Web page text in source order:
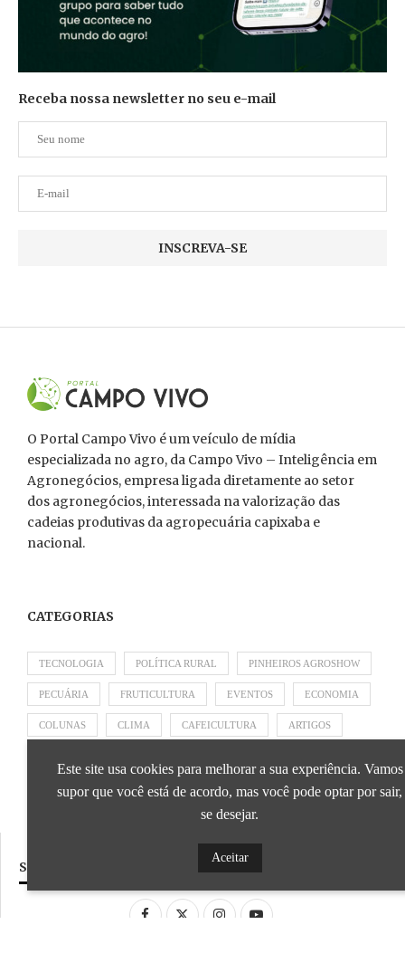
Receba nossa newsletter no seu e-mail
O Portal Campo Vivo é um veículo de mídia
especializada no agro, da Campo Vivo – Inteligência em
Agronegócios, empresa ligada diretamente ao setor
dos agronegócios, interessada na valorização das
cadeias produtivas da agropecuária capixaba e
nacional.
CATEGORIAS
TECNOLOGIA POLÍTICA RURAL PINHEIROS AGROSHOW
PECUÁRIA FRUTICULTURA EVENTOS ECONOMIA
COLUNAS CLIMA CAFEICULTURA ARTIGOS
APRESENTADO POR BRAPEX
SIGA NOSSAS REDES SOCIAIS
Este site usa cookies para melhorar a sua experiência. Vamos
supor que você está de acordo, mas você pode optar por sair,
se desejar.
Aceitar